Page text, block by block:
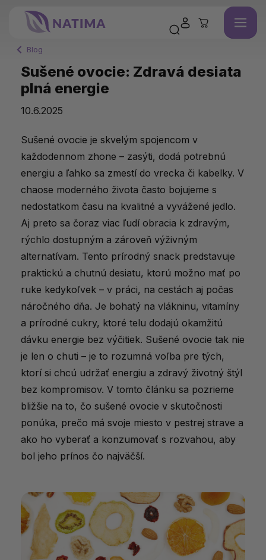
Blog
Sušené ovocie: Zdravá desiata
plná energie
10.6.2025
Sušené ovocie je skvelým spojencom v
každodennom zhone – zasýti, dodá potrebnú
energiu a ľahko sa zmestí do vrecka či kabelky. V
chaose moderného života často bojujeme s
nedostatkom času na kvalitné a vyvážené jedlo.
Aj preto sa čoraz viac ľudí obracia k zdravým,
rýchlo dostupným a zároveň výživným
alternatívam. Tento prírodný snack predstavuje
praktickú a chutnú desiatu, ktorú možno mať po
ruke kedykoľvek – v práci, na cestách aj počas
náročného dňa. Je bohatý na vlákninu, vitamíny
a prírodné cukry, ktoré telu dodajú okamžitú
dávku energie bez výčitiek. Sušené ovocie tak nie
je len o chuti – je to rozumná voľba pre tých,
ktorí si chcú udržať energiu a zdravý životný štýl
bez kompromisov. V tomto článku sa pozrieme
bližšie na to, čo sušené ovocie v skutočnosti
ponúka, prečo má svoje miesto v pestrej strave a
ako ho vyberať a konzumovať s rozvahou, aby
bol jeho prínos čo najväčší.